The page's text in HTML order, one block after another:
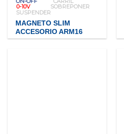
0-10V
SOBREPONER
SUSPENDER
MAGNETO SLIM
ACCESORIO ARM16